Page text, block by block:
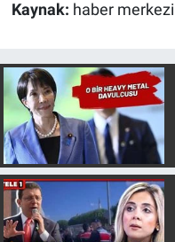
Kaynak: haber merkezi